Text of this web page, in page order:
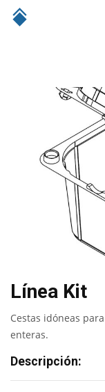
Línea Kit
Cestas idóneas
enteras.
Descripción: